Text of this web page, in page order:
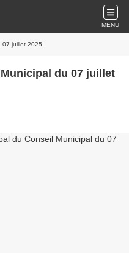
MENU
07 juillet 2025
du 07 juillet